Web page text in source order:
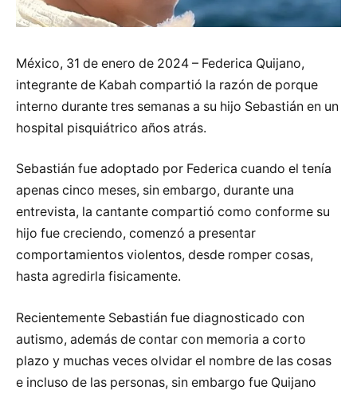
México, 31 de enero de 2024 – Federica Quijano,
integrante de Kabah compartió la razón de porque
interno durante tres semanas a su hijo Sebastián en un
hospital pisquiátrico años atrás.
Sebastián fue adoptado por Federica cuando el tenía
apenas cinco meses, sin embargo, durante una
entrevista, la cantante compartió como conforme su
hijo fue creciendo, comenzó a presentar
comportamientos violentos, desde romper cosas,
hasta agredirla fisicamente.
Recientemente Sebastián fue diagnosticado con
autismo, además de contar con memoria a corto
plazo y muchas veces olvidar el nombre de las cosas
e incluso de las personas, sin embargo fue Quijano